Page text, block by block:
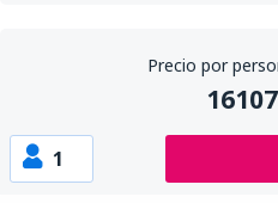
Precio por
1